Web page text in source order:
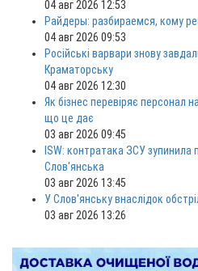
04 авг 2026 12:53
Райдеры: разбираемся, кому
04 авг 2026 09:53
Російські варвари знову
Краматорську
04 авг 2026 12:30
Як бізнес перевіряє персонал
що це дає
03 авг 2026 09:45
ISW: контратака ЗСУ зупинила
Слов'янська
03 авг 2026 13:45
У Слов'янську внаслідок
03 авг 2026 13:26